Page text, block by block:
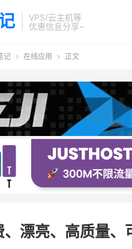
VPS/云主机等
优惠信息分享~
记  在线应用  正文
、漂亮、高质量